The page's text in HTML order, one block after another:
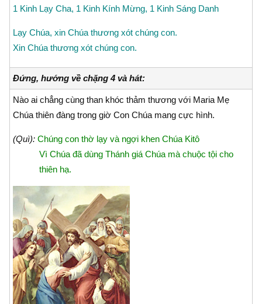
1 Kinh Lạy Cha, 1 Kinh Kính Mừng, 1 Kinh Sáng Danh
Lạy Chúa, xin Chúa thương xót chúng con.
Xin Chúa thương xót chúng con.
Đứng, hướng về chặng 4 và hát:
Nào ai chẳng cùng than khóc thảm thương với Maria Mẹ
Chúa thiên đàng trong giờ Con Chúa mang cực hình.
(Quì): Chúng con thờ lạy và ngợi khen Chúa Kitô
Vì Chúa đã dùng Thánh giá Chúa mà chuộc tội cho
thiên hạ.